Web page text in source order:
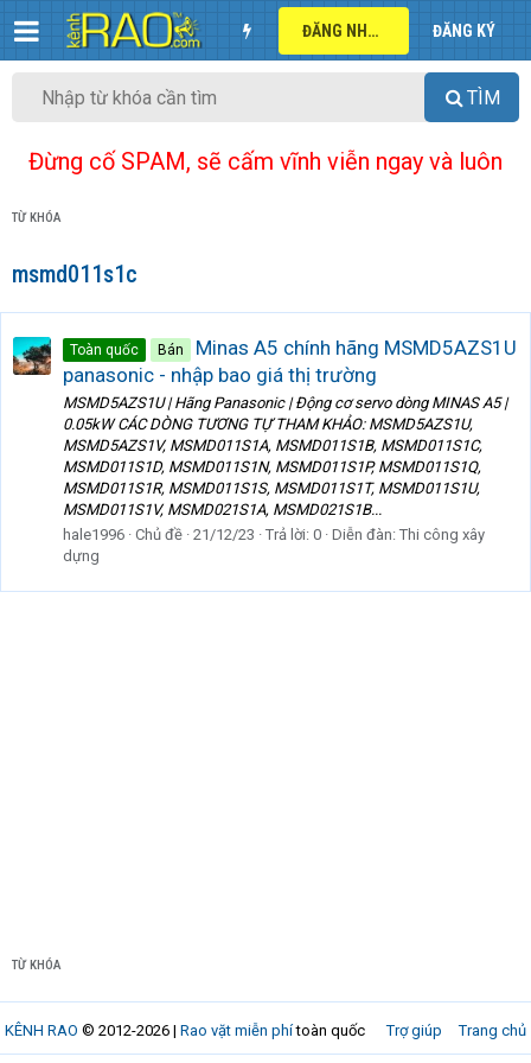
ĐĂNG NHẬP ĐĂNG KÝ
TÌM
Đừng cố SPAM, sẽ cấm vĩnh viễn ngay và luôn
TỪ KHÓA
msmd011s1c
Toàn quốc Bán
Minas A5 chính hãng MSMD5AZS1U
panasonic - nhập bao giá thị trường
MSMD5AZS1U | Hãng Panasonic | Động cơ servo dòng MINAS A5 |
0.05kW CÁC DÒNG TƯƠNG TỰ THAM KHẢO: MSMD5AZS1U,
MSMD5AZS1V, MSMD011S1A, MSMD011S1B, MSMD011S1C,
MSMD011S1D, MSMD011S1N, MSMD011S1P, MSMD011S1Q,
MSMD011S1R, MSMD011S1S, MSMD011S1T, MSMD011S1U,
MSMD011S1V, MSMD021S1A, MSMD021S1B...
hale1996 Chủ đề 21/12/23 Trả lời: 0 Diễn đàn: Thi công xây
dựng
TỪ KHÓA
Trợ giúp Trang chủ
KÊNH RAO © 2012-2026 | Rao vặt miễn phítoàn quốc